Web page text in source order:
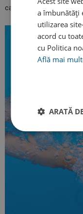
care acoperă o mare
a îmbunătăți
utilizarea
acord cu
cu Politica
Află mai
ARATĂ